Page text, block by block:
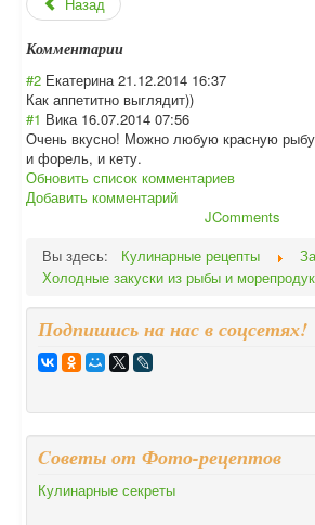
Назад
Комментарии
#2 Екатерина 21.12.2014 16:37
Как аппетитно выглядит))
#1 Вика 16.07.2014 07:56
Очень вкусно! Можно любую красную рыбу
и форель, и кету.
Обновить список комментариев
Добавить комментарий
JComments
Вы здесь:
Кулинарные рецепты
Холодные закуски из рыбы и
Подпишись на нас в соцсетях!
Cоветы от Фото-рецептов
Кулинарные секреты